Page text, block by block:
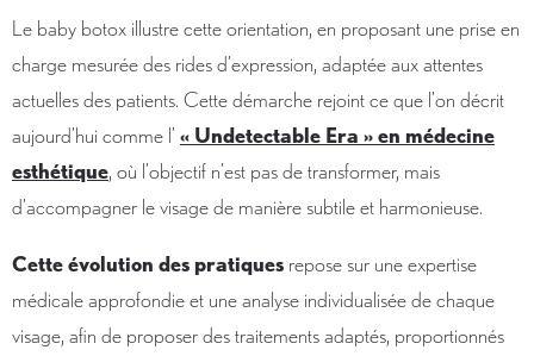
Le baby botox illustre cette orientation, en proposant une prise en
charge mesurée des rides d’expression, adaptée aux attentes
actuelles des patients. Cette démarche rejoint ce que l’on décrit
aujourd’hui comme l’ « Undetectable Era » en médecine
esthétique, où l’objectif n’est pas de transformer, mais
d’accompagner le visage de manière subtile et harmonieuse.
Cette évolution des pratiques repose sur une expertise
médicale approfondie et une analyse individualisée de chaque
visage, afin de proposer des traitements adaptés, proportionnés